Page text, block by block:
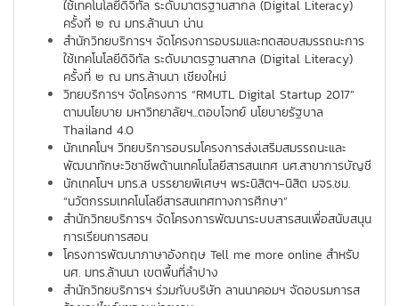
ใช้เทคโนโลยีดิจิทัล ระดับมาตรฐานสากล (Digital Literacy)
ครั้งที่ ๒ ณ มทร.ล้านนา น่าน
สำนักวิทยบริการฯ จัดโครงการอบรมและทดสอบสมรรถนะการ
ใช้เทคโนโลยีดิจิทัล ระดับมาตรฐานสากล (Digital Literacy)
ครั้งที่ ๒ ณ มทร.ล้านนา เชียงใหม่
วิทยบริการฯ จัดโครงการ “RMUTL Digital Startup 2017”
ตามนโยบาย มหาวิทยาลัยฯ...ตอบโจทย์ นโยบายรัฐบาล
Thailand 4.0
นักเทคโนฯ วิทยบริการอบรมโครงการส่งเสริมสมรรถนะและ
พัฒนาทักษะวิชาชีพด้านเทคโนโลยีสารสนเทศ นศ.สาขาการบัญชี
นักเทคโนฯ มทร.ล บรรยายพิเศษฯ พระนิสิตฯ-นิสิต มจร.ชม.
“นวัตกรรมเทคโนโลยีสารสนเทศทางการศึกษา”
สำนักวิทยบริการฯ จัดโครงการพัฒนาระบบสารสนเพื่อสนับสนุน
การเรียนการสอน
โครงการพัฒนาภาษาอังกฤษ Tell me more online สำหรับ
นศ. มทร.ล้านนา เขตพื้นที่ลำปาง
สำนักวิทยบริการฯ ร่วมกับบริษัท ลานนาคอมฯ จัดอบรมการส